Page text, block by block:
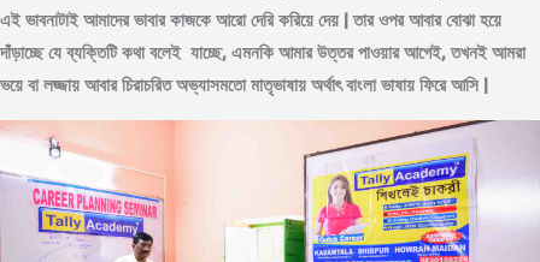
এই ভাবনাটাই আমাদের ভাবার কাজকে আরো দেরি করিয়ে দেয় | তার ওপর আবার বোঝা হয়ে
দাঁড়াচ্ছে যে ব্যক্তিটি কথা বলেই যাচ্ছে, এমনকি আমার উত্তর পাওয়ার আগেই, তখনই আমরা
ভয়ে বা লজ্জায় আবার চিরাচরিত অভ্যাসমতো মাতৃভাষায় অর্থাৎ বাংলা ভাষায় ফিরে আসি |